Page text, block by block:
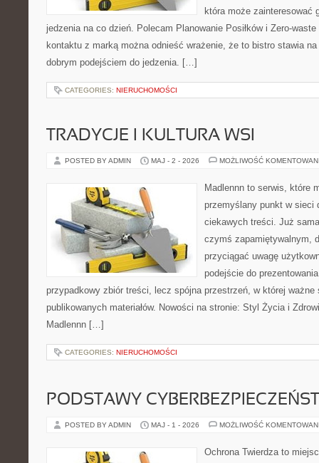
która może zainteresować
jedzenia na co dzień. Polecam Planowanie Posiłków i Zero-
kontaktu z marką można odnieść wrażenie, że to bistro stawia na
dobrym podejściem do jedzenia. […]
CATEGORIES: NIERUCHOMOŚCI
TRADYCJE I KULTURA WSI
POSTED BY ADMIN MAJ - 2 - 2026 MOŻLIWOŚĆ
Madlennn to serwis, które
przemyślany punkt w sieci
ciekawych treści. Już
czymś zapamiętywalnym,
przyciągać uwagę
podejście do
przypadkowy zbiór treści, lecz spójna przestrzeń, w której
publikowanych materiałów. Nowości na stronie: Styl Życia i
Madlennn […]
CATEGORIES: NIERUCHOMOŚCI
PODSTAWY
POSTED BY ADMIN MAJ - 1 - 2026 MOŻLIWOŚĆ
Ochrona Twierdza to